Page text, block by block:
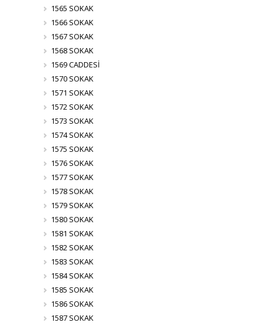
1565 SOKAK
1566 SOKAK
1567 SOKAK
1568 SOKAK
1569 CADDESİ
1570 SOKAK
1571 SOKAK
1572 SOKAK
1573 SOKAK
1574 SOKAK
1575 SOKAK
1576 SOKAK
1577 SOKAK
1578 SOKAK
1579 SOKAK
1580 SOKAK
1581 SOKAK
1582 SOKAK
1583 SOKAK
1584 SOKAK
1585 SOKAK
1586 SOKAK
1587 SOKAK